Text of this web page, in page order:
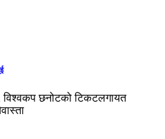
विश्वकप छनोटको टिकटलगायत